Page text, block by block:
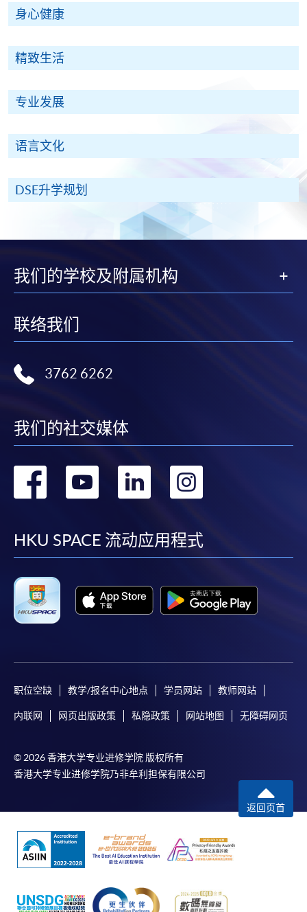
身心健康
精致生活
专业发展
语言文化
DSE升学规划
我们的学校及附属机构
联络我们
3762 6262
我们的社交媒体
转
facebook
转
youtube
转
linkedin
转
HKU SPACE 流动应用程式
职位空缺 教学/报名中心地点 学员网站 教师网站
内联网 网页出版政策 私隐政策 网站地图 无障碍网页
© 2026 香港大学专业进修学院 版权所有
香港大学专业进修学院乃非牟利担保有限公司
返回页首